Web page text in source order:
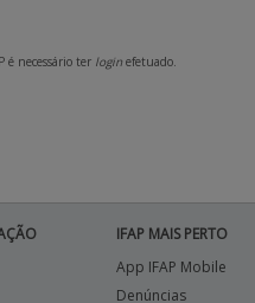
é necessário ter login efetuado.
IFAP MAIS PERTO
App IFAP Mobile
Denúncias